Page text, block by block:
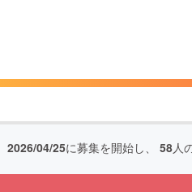
2026/04/25に募集を開始し、 58人